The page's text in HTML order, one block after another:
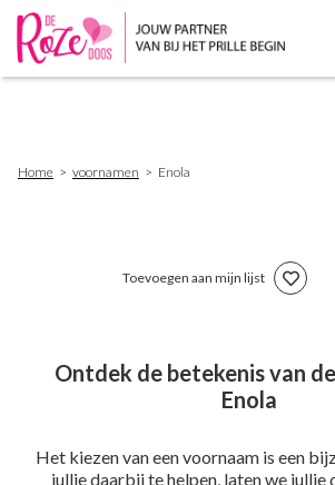
Home voornamen Enola
Toevoegen aan mijn lijst
Ontdek de betekenis van
Enola
Het kiezen van een voornaam is een
jullie daarbij te helpen, laten we jullie